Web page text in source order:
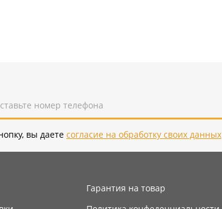
вы даете согласие на обработку своих данных
Гарантия на товар